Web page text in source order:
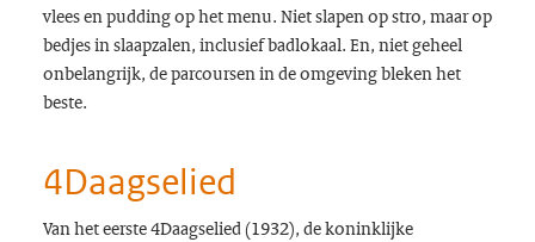
vlees en pudding op het menu. Niet slapen op stro, maar op
bedjes in slaapzalen, inclusief badlokaal. En, niet geheel
onbelangrijk, de parcoursen in de omgeving bleken het
beste.
4Daagselied
Van het eerste 4Daagselied (1932), de koninklijke